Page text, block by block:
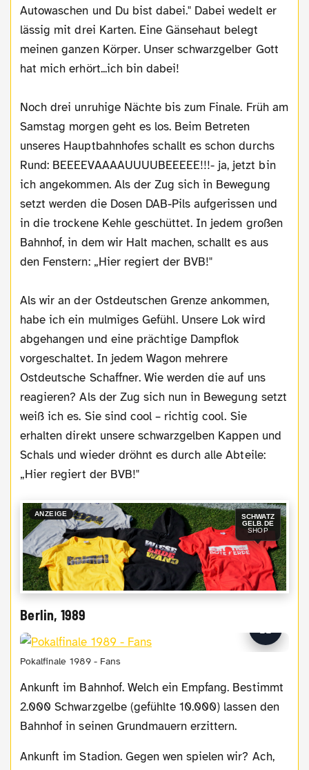
Autowaschen und Du bist dabei." Dabei wedelt er
lässig mit drei Karten. Eine Gänsehaut belegt
meinen ganzen Körper. Unser schwarzgelber Gott
hat mich erhört...ich bin dabei!
Noch drei unruhige Nächte bis zum Finale. Früh am
Samstag morgen geht es los. Beim Betreten
unseres Hauptbahnhofes schallt es schon durchs
Rund: BEEEEVAAAAUUUUBEEEEE!!!- ja, jetzt bin
ich angekommen. Als der Zug sich in Bewegung
setzt werden die Dosen DAB-Pils aufgerissen und
in die trockene Kehle geschüttet. In jedem großen
Bahnhof, in dem wir Halt machen, schallt es aus
den Fenstern: „Hier regiert der BVB!"
Als wir an der Ostdeutschen Grenze ankommen,
habe ich ein mulmiges Gefühl. Unsere Lok wird
abgehangen und eine prächtige Dampflok
vorgeschaltet. In jedem Wagon mehrere
Ostdeutsche Schaffner. Wie werden die auf uns
reagieren? Als der Zug sich nun in Bewegung setzt
weiß ich es. Sie sind cool – richtig cool. Sie
erhalten direkt unsere schwarzgelben Kappen und
Schals und wieder dröhnt es durch alle Abteile:
„Hier regiert der BVB!"
ANZEIGE
SCHWATZ
GELB.DE
SHOP
Berlin, 1989
Pokalfinale 1989 - Fans
Ankunft im Bahnhof. Welch ein Empfang. Bestimmt
2.000 Schwarzgelbe (gefühlte 10.000) lassen den
Bahnhof in seinen Grundmauern erzittern.
Ankunft im Stadion. Gegen wen spielen wir? Ach,